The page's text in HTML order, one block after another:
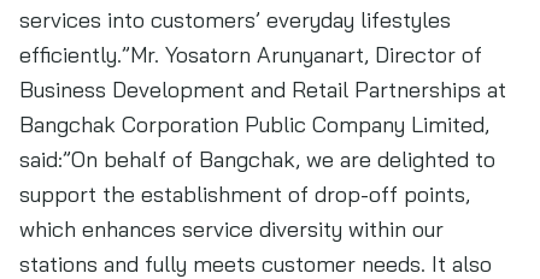
services into customers’ everyday lifestyles
efficiently.”Mr. Yosatorn Arunyanart, Director of
Business Development and Retail Partnerships at
Bangchak Corporation Public Company Limited,
said:”On behalf of Bangchak, we are delighted to
support the establishment of drop-off points,
which enhances service diversity within our
stations and fully meets customer needs. It also